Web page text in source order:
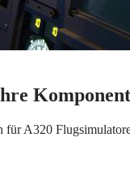
für A320